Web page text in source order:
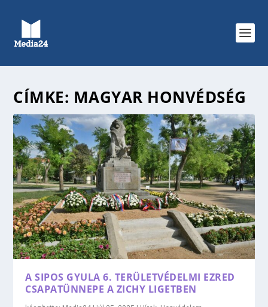
CÍMKE: MAGYAR HONVÉDSÉG
A SIPOS GYULA 6. TERÜLETVÉDELMI EZRED
CSAPATÜNNEPE A ZICHY LIGETBEN